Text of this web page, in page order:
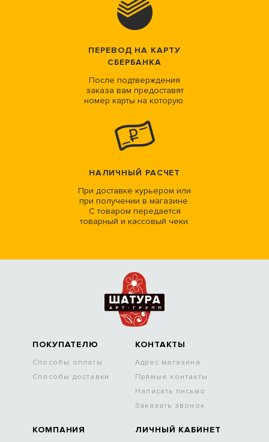
ПЕРЕВОД НА КАРТУ
СБЕРБАНКА
После подтверждения
заказа вам предоставят
номер карты на которую.
НАЛИЧНЫЙ РАСЧЕТ
При доставке курьером или
при получении в магазине.
С товаром передается
товарный и кассовый чеки.
ПОКУПАТЕЛЮ
Способы оплаты
Способы доставки
КОНТАКТЫ
Адрес магазина
Прямые контакты
Написать письмо
Заказать звонок
КОМПАНИЯ ЛИЧНЫЙ КАБИНЕТ